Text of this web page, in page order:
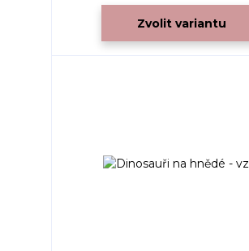
Zvolit variantu